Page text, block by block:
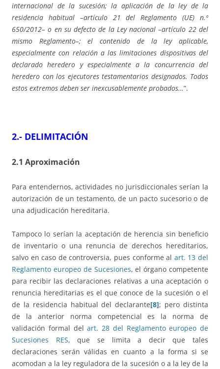
internacional de la sucesión; la aplicación de la ley de la
residencia habitual –artículo 21 del Reglamento (UE) n.º
650/2012– o en su defecto de la Ley nacional –artículo 22 del
mismo Reglamento–; el contenido de la ley aplicable,
especialmente con relación a las limitaciones dispositivas del
declarado heredero y especialmente a la concurrencia del
heredero con los ejecutores testamentarios designados. Todos
estos extremos deben ser inexcusablemente probados…”.
2.- DELIMITACIÓN
2.1 Aproximación
Para entendernos, actividades no jurisdiccionales serían la
autorización de un testamento, de un pacto sucesorio o de
una adjudicación hereditaria.
Tampoco lo serían la aceptación de herencia sin beneficio
de inventario o una renuncia de derechos hereditarios,
salvo en caso de controversia, pues conforme al art. 13 del
Reglamento europeo de Sucesiones, el órgano competente
para recibir las declaraciones relativas a una aceptación o
renuncia hereditarias es el que conoce de la sucesión o el
de la residencia habitual del declarante[8]; pero distinta
de la anterior norma competencial es la norma de
validación formal delart. 28 del Reglamento europeo de
Sucesiones RES, que se limita a decir que tales
declaraciones serán válidas en cuanto a la forma si se
acomodan a la ley reguladora de la sucesión o a la ley de la